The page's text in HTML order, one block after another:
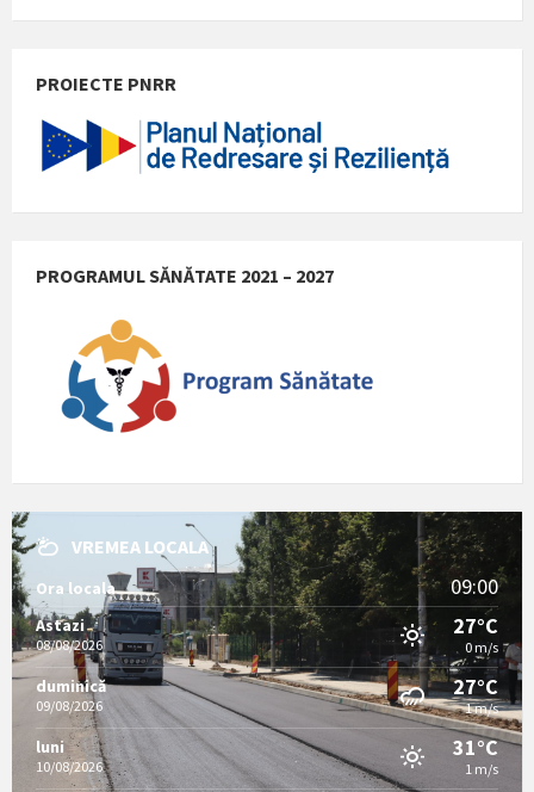
PROIECTE PNRR
PROGRAMUL SĂNĂTATE 2021 – 2027
VREMEA LOCALA
Ora locala 09:00
Astazi
08/08/2026
27°C
0 m/s
duminică
09/08/2026
27°C
1 m/s
luni
10/08/2026
31°C
1 m/s